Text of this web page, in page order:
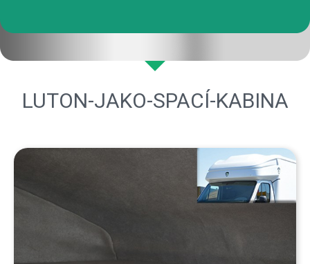
LUTON-JAKO-SPACÍ-KABINA